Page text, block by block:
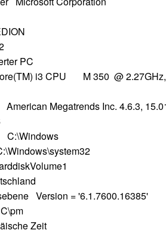
PC
i3 CPU M 350 @ 2.27GHz,
Megatrends Inc. 4.6.3,
C:\Windows
Version = '6.1.7600.16385'
Zeit